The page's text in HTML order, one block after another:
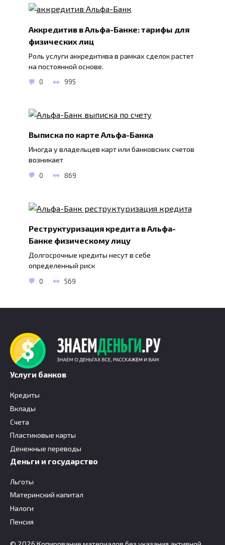
Аккредитив в Альфа-Банке: тарифы для
физических лиц
Роль услуги аккредитива в рамках сделок растет
на постоянной основе.
0 995
Выписка по карте Альфа-Банка
Иногда у владельцев карт или банковских счетов
возникает
0 869
Реструктуризация кредита в Альфа-
Банке физическому лицу
Долгосрочные кредиты несут в себе
определенный риск
0 569
Услуги банков
Кредиты
Вклады
Счета
Пластиковые карты
Денежные переводы
Деньги и государство
Льготы
Материнский капитал
Налоги
Пенсия